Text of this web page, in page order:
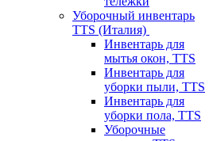
Уборочный инвентарь
TTS (Италия)
Инвентарь для
мытья окон, TTS
Инвентарь для
уборки пыли, TTS
Инвентарь для
уборки пола, TTS
Уборочные